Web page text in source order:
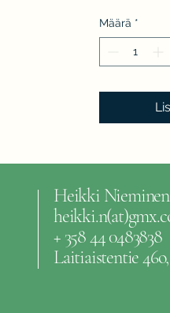
Määrä *
Heikki Nieminen
+ 358 44 0483838
Laitiaistentie